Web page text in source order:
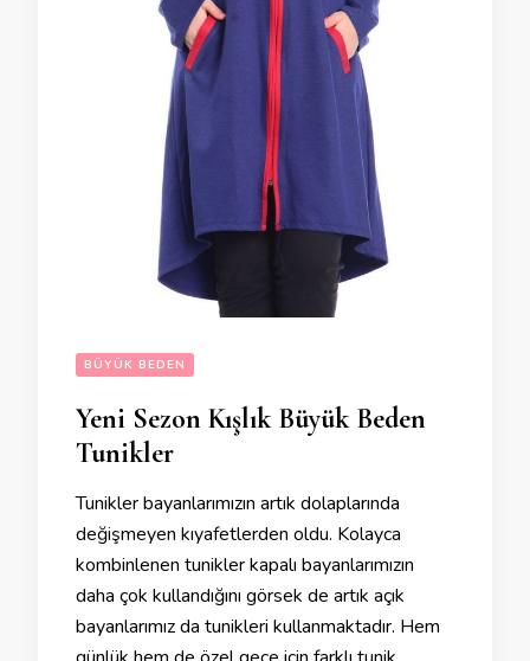
BÜYÜK BEDEN
Yeni Sezon Kışlık Büyük Beden
Tunikler
Tunikler bayanlarımızın artık dolaplarında
değişmeyen kıyafetlerden oldu. Kolayca
kombinlenen tunikler kapalı bayanlarımızın
daha çok kullandığını görsek de artık açık
bayanlarımız da tunikleri kullanmaktadır. Hem